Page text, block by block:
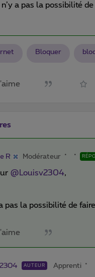
n’y a pas la possibilité
Bloquer
R Modérateur
@Louisv2304,
a pas la possibilité de
AUTEUR Apprenti